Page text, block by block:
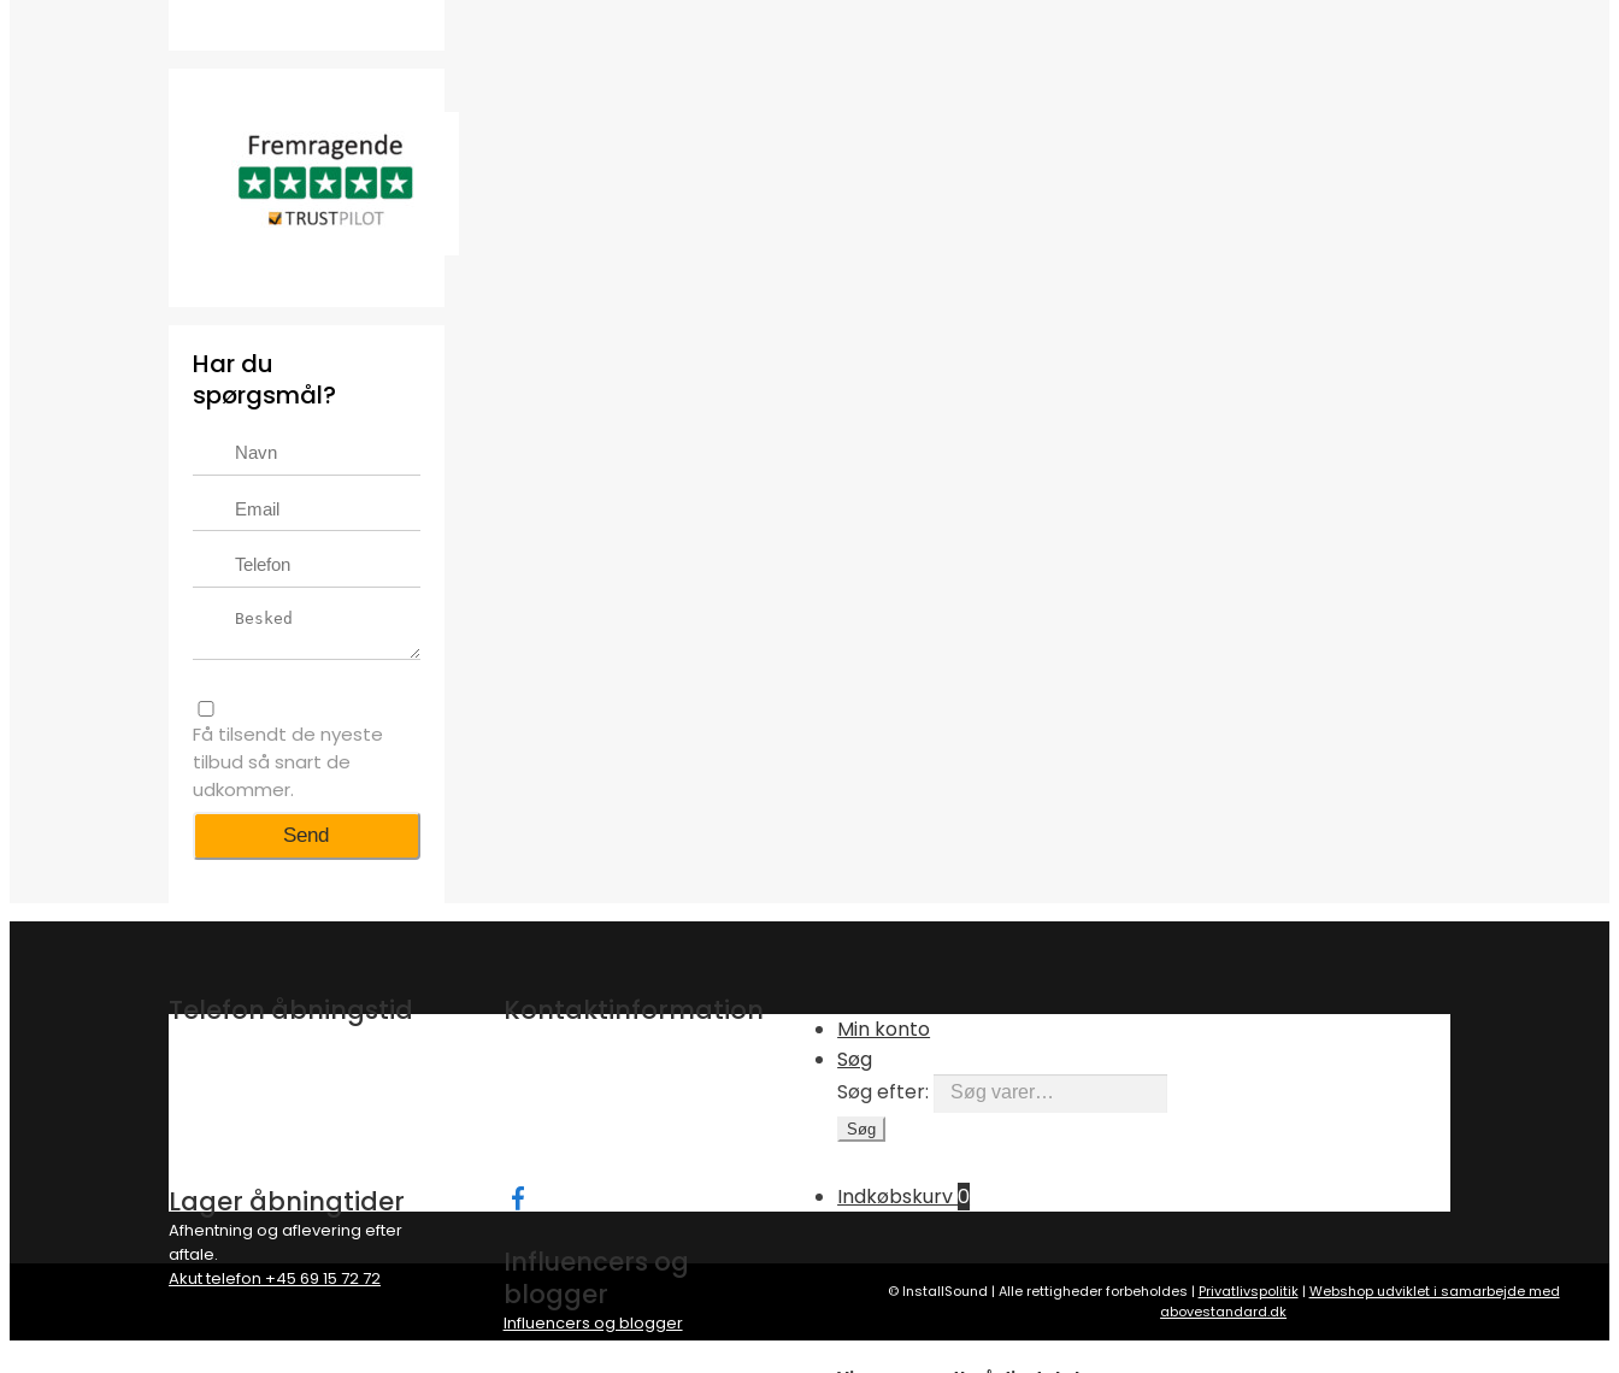
Har du
spørgsmål?
Få tilsendt de nyeste
tilbud så snart de
udkommer.
Telefon åbningstid
Lager åbningtider
Afhentning og aflevering efter
aftale.
Akut telefon +45 69 15 72 72
Kontaktinformation
Influencers og
blogger
Influencers og blogger
Min konto
Søg
Søg efter:
Søg
Indkøbskurv0
© InstallSound | Alle rettigheder forbeholdes | Privatlivspolitik| Webshop udviklet i samarbejde med
abovestandard.dk